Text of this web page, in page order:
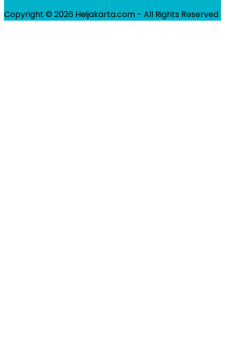
Copyright © 2026 Heijakarta.com - All Rights Reserved